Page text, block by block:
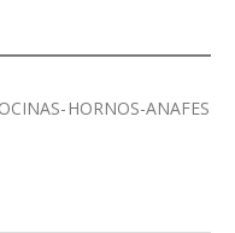
HORNOS-ANAFES